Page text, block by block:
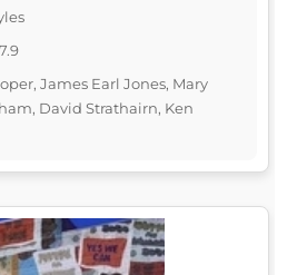
James Earl Jones, Mary
David Strathairn, Ken